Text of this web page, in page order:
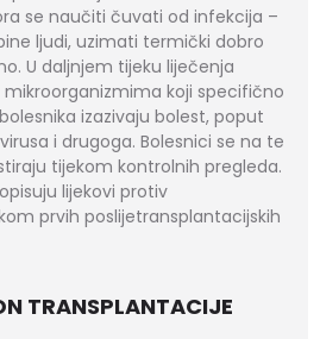
se naučiti čuvati od infekcija –
ljudi, uzimati termički dobro
U daljnjem tijeku liječenja
koji specifično
izazivaju bolest, poput
i drugoga. Bolesnici se na te
tijekom kontrolnih pregleda.
lijekovi protiv
prvih poslijetransplantacijskih
TRANSPLANTACIJE